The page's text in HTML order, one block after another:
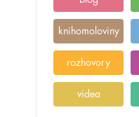
knihomoloviny
rozhovory
videa